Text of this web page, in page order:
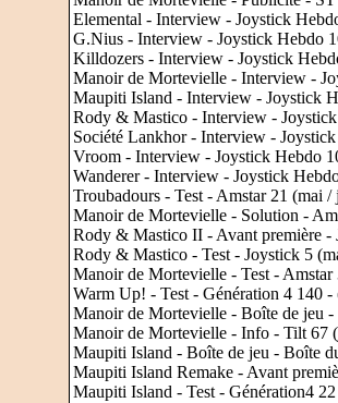
Elemental - Interview - Joystick
G.Nius - Interview - Joystick Hebdo
Killdozers - Interview - Joystick
Manoir de Mortevielle - Interview -
Maupiti Island - Interview - Joystick
Rody & Mastico - Interview -
Société Lankhor - Interview -
Vroom - Interview - Joystick Hebdo
Wanderer - Interview - Joystick
Troubadours - Test - Amstar 21 (mai
Manoir de Mortevielle - Solution -
Rody & Mastico II - Avant première -
Rody & Mastico - Test - Joystick 5
Manoir de Mortevielle - Test -
Warm Up! - Test - Génération 4 140 -
Manoir de Mortevielle - Boîte de jeu
Manoir de Mortevielle - Info - Tilt 67
Maupiti Island - Boîte de jeu - Boîte
Maupiti Island Remake - Avant
Maupiti Island - Test - Génération4